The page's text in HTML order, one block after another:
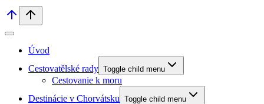
Úvod
Cestovatělské rady Toggle child menu
Cestovanie k moru
Destinácie v Chorvátsku Toggle child menu